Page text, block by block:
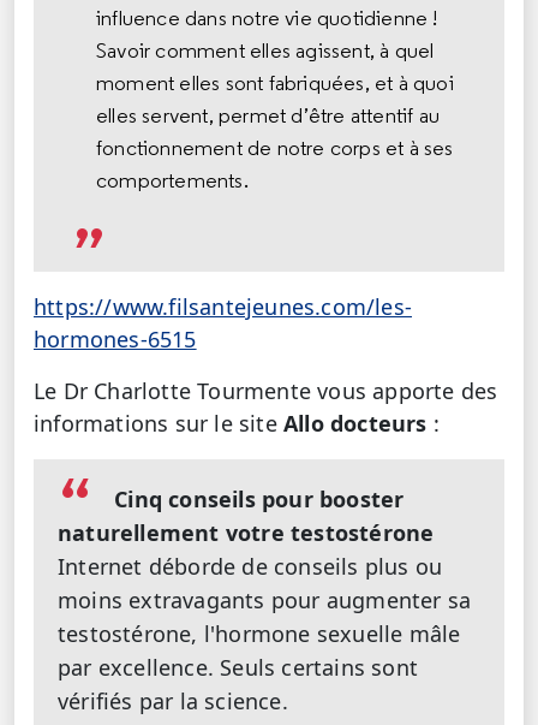
influence dans notre vie quotidienne !
Savoir comment elles agissent, à quel
moment elles sont fabriquées, et à quoi
elles servent, permet d’être attentif au
fonctionnement de notre corps et à ses
comportements.
https://www.filsantejeunes.com/les-
hormones-6515
Le Dr Charlotte Tourmente vous apporte des
informations sur le site Allo docteurs :
Cinq conseils pour booster
naturellement votre testostérone
Internet déborde de conseils plus ou
moins extravagants pour augmenter sa
testostérone, l'hormone sexuelle mâle
par excellence. Seuls certains sont
vérifiés par la science.